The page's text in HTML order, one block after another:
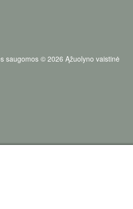
saugomos © 2026 Ąžuolyno vaistinė